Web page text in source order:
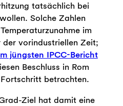
tatsächlich bei
Solche Zahlen
im
vorindustriellen Zeit;
jüngsten IPCC-Bericht
Beschluss in Rom
betrachten.
Ziel hat damit eine